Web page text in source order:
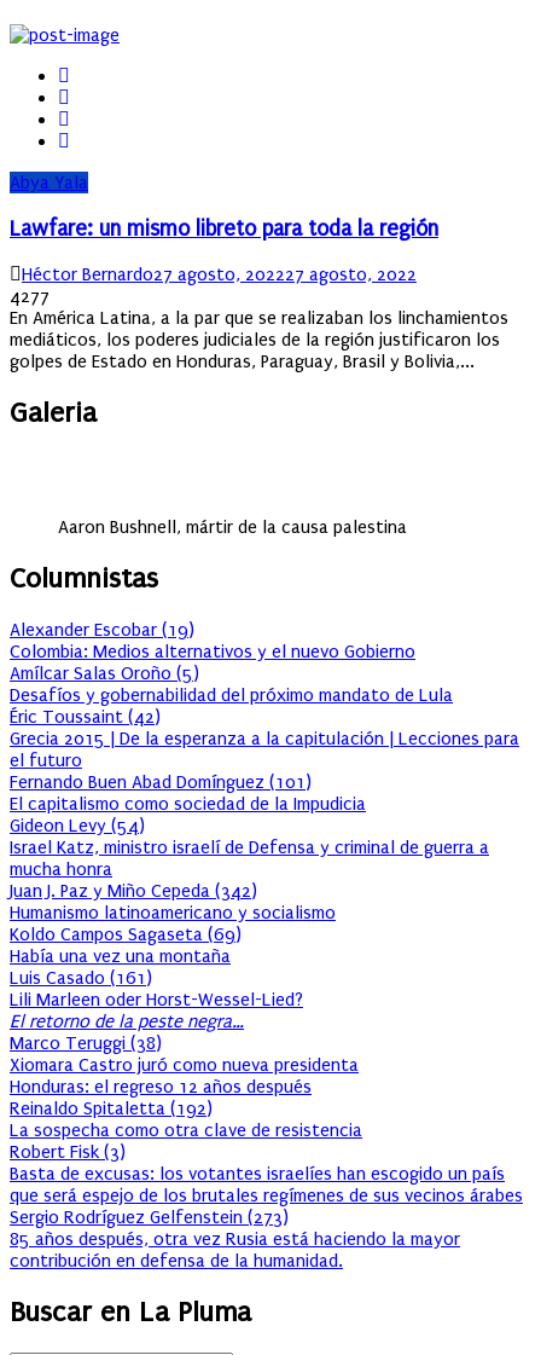
Abya Yala
Lawfare: un mismo libreto para toda la región
Author
Héctor BernardoPosted
27 agosto, 202227 agosto, 2022
4277
En América Latina, a la par que se realizaban los linchamientos
mediáticos, los poderes judiciales de la región justificaron los
golpes de Estado en Honduras, Paraguay, Brasil y Bolivia,...
Galeria
Aaron Bushnell, mártir de la causa palestina
Columnistas
Alexander Escobar (19)
Colombia: Medios alternativos y el nuevo Gobierno
Amílcar Salas Oroño (5)
Desafíos y gobernabilidad del próximo mandato de Lula
Éric Toussaint (42)
Grecia 2015 | De la esperanza a la capitulación | Lecciones para
el futuro
Fernando Buen Abad Domínguez (101)
El capitalismo como sociedad de la Impudicia
Gideon Levy (54)
Israel Katz, ministro israelí de Defensa y criminal de guerra a
mucha honra
Juan J. Paz y Miño Cepeda (342)
Humanismo latinoamericano y socialismo
Koldo Campos Sagaseta (69)
Había una vez una montaña
Luis Casado (161)
Lili Marleen oder Horst-Wessel-Lied?
El retorno de la peste negra…
Marco Teruggi (38)
Xiomara Castro juró como nueva presidenta
Honduras: el regreso 12 años después
Reinaldo Spitaletta (192)
La sospecha como otra clave de resistencia
Robert Fisk (3)
Basta de excusas: los votantes israelíes han escogido un país
que será espejo de los brutales regímenes de sus vecinos árabes
Sergio Rodríguez Gelfenstein (273)
85 años después, otra vez Rusia está haciendo la mayor
contribución en defensa de la humanidad.
Buscar en La Pluma